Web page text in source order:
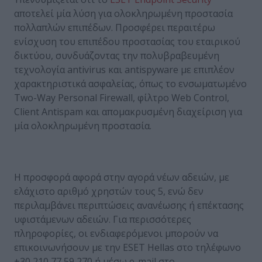
αποτελεί μία λύση για ολοκληρωμένη προστασία
πολλαπλών επιπέδων. Προσφέρει περαιτέρω
ενίσχυση του επιπέδου προστασίας του εταιρικού
δικτύου, συνδυάζοντας την πολυβραβευμένη
τεχνολογία antivirus και antispyware με επιπλέον
χαρακτηριστικά ασφαλείας, όπως το ενσωματωμένο
Two-Way Personal Firewall, φίλτρο Web Control,
Client Antispam και απομακρυσμένη διαχείριση για
μία ολοκληρωμένη προστασία.
Η προσφορά αφορά στην αγορά νέων αδειών, με
ελάχιστο αριθμό χρηστών τους 5, ενώ δεν
περιλαμβάνει περιπτώσεις ανανέωσης ή επέκτασης
υφιστάμενων αδειών. Για περισσότερες
πληροφορίες, οι ενδιαφερόμενοι μπορούν να
επικοινωνήσουν με την ESET Hellas στο τηλέφωνο